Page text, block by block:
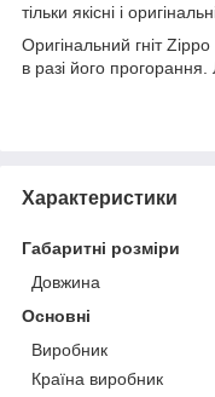
тільки якісні і
Оригінальний гніт
в разі його прогорання.
Характеристики
Габаритні розміри
Довжина
Основні
Виробник
Країна виробник